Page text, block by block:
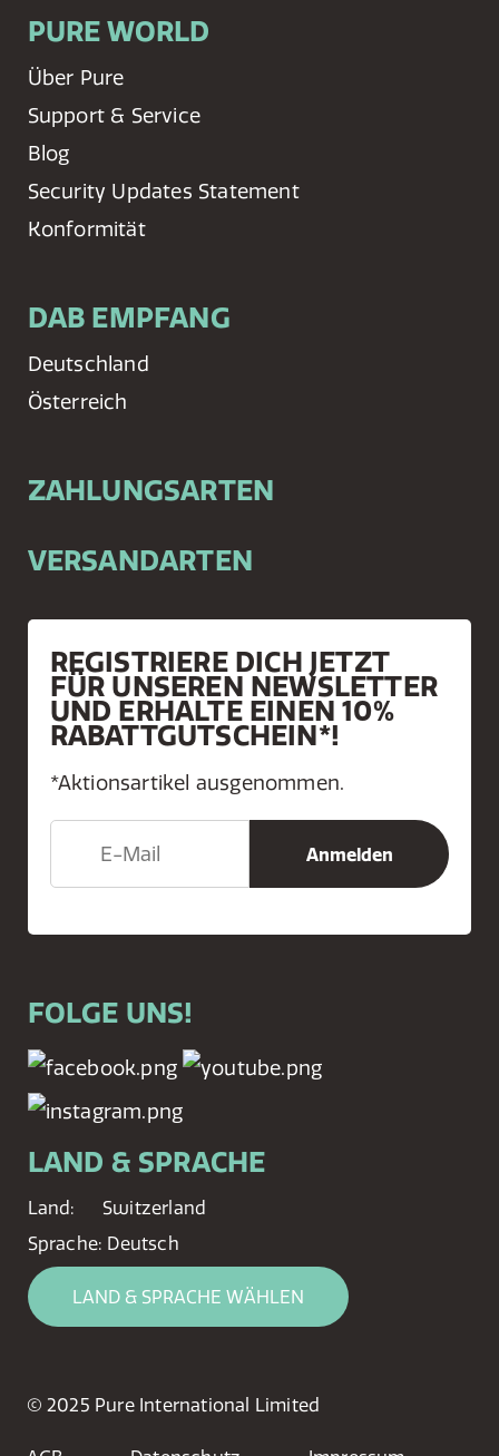
PURE WORLD
Über Pure
Support & Service
Blog
Security Updates Statement
Konformität
DAB EMPFANG
Deutschland
Österreich
ZAHLUNGSARTEN
VERSANDARTEN
REGISTRIERE DICH JETZT
FÜR UNSEREN NEWSLETTER
UND ERHALTE EINEN 10%
RABATTGUTSCHEIN*!
*Aktionsartikel ausgenommen.
FOLGE UNS!
LAND & SPRACHE
Land:
Switzerland
Sprache: Deutsch
LAND & SPRACHE WÄHLEN
© 2025 Pure International Limited